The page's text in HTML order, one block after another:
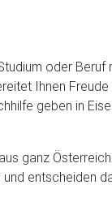
oder Beruf
Ihnen Freude
geben in
ganz
entscheiden